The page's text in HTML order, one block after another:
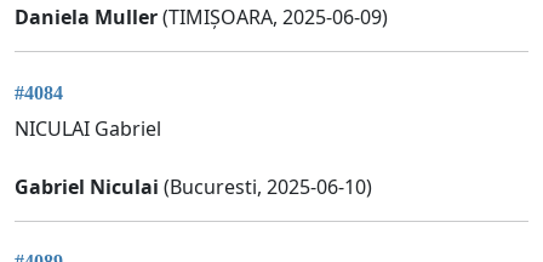
Daniela Muller(TIMIȘOARA, 2025-06-09)
#4084
NICULAI Gabriel
Gabriel Niculai (Bucuresti, 2025-06-10)